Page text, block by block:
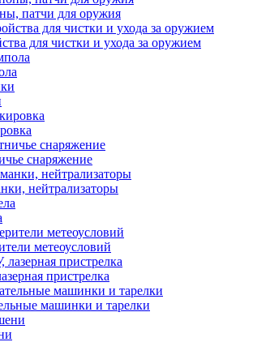
патчи для оружия
для чистки и ухода за оружием
снаряжение
нейтрализаторы
метеоусловий
пристрелка
машинки и тарелки